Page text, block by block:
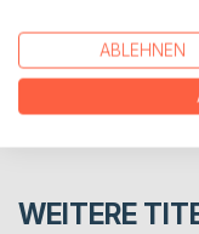
REZENSIONEN
WEITERE
ABLEHNEN